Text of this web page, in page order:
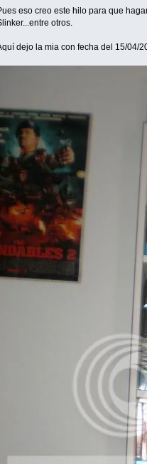
eso creo este hilo para que
otros.
dejo la mia con fecha del 15/04/